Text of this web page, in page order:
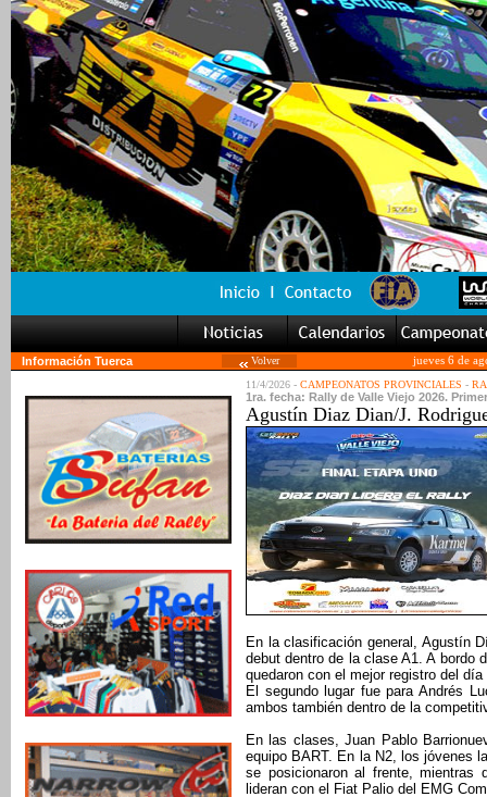
Información Tuerca Volver
jueves 6 de
11/4/2026 - CAMPEONATOS PROVINCIALES -
1ra. fecha: Rally de Valle Viejo 2026.
Agustín Diaz Dian/J.
En la clasificación general, Agustín
debut dentro de la clase A1. A bordo
quedaron con el mejor registro del
El segundo lugar fue para Andrés
ambos también dentro de la
En las clases, Juan Pablo
equipo BART. En la N2, los jóvenes
se posicionaron al frente, mientras
lideran con el Fiat Palio del EMG